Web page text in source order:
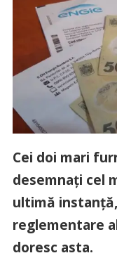
Cei doi mari
desemnați cel
ultimă
reglementare
doresc asta.